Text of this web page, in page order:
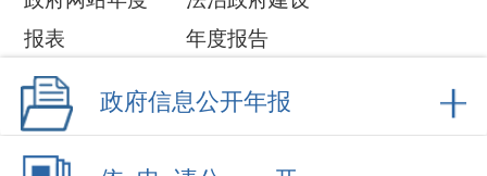
行政处罚信息
行政处罚履行催告书
2026-05-18
阿图什市文旅局2026年行政处罚事项公示（4月份）